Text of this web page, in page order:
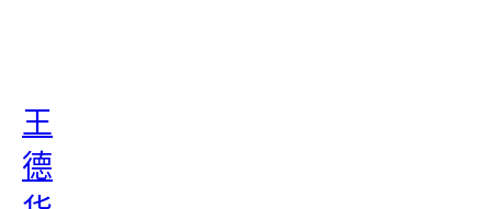
王
德